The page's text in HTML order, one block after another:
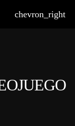
chevron_right